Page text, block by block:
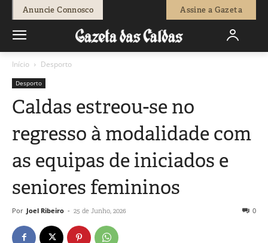
Anuncie Connosco Assine a Gazeta
Início Desporto
Desporto
Caldas estreou-se no
regresso à modalidade com
as equipas de iniciados e
seniores femininos
Por Joel Ribeiro - 25 de Junho, 2026 0